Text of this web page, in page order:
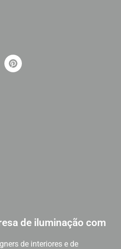
de iluminação com
de interiores e de